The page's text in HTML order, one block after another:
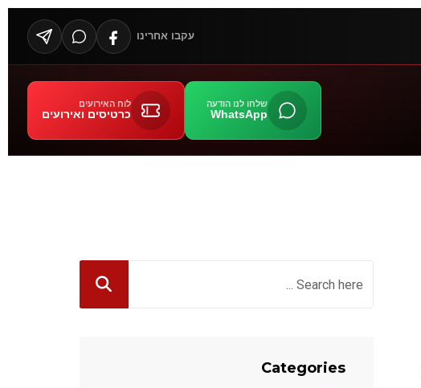
עקבו אחרינו
שלחו לנו הודעה
WhatsApp
לוח האירועים
כרטיסים ואירועים
Categories